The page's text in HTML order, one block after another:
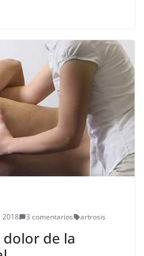
2018 3 comentarios artrosis
de la